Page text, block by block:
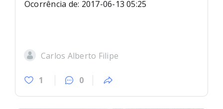
Ocorrência de: 2017-06-13 05:25
Carlos Alberto Filipe
1 0